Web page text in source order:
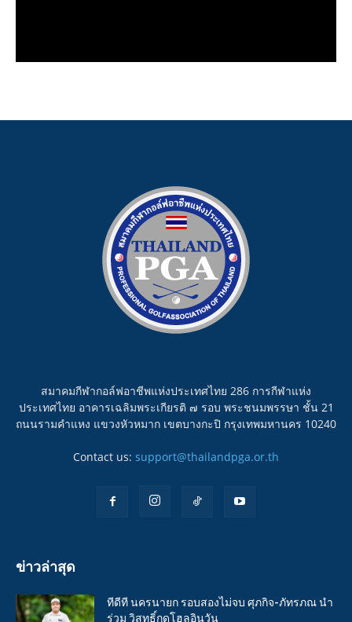
สมาคมกีฬากอล์ฟอาชีพแห่งประเทศไทย 286 การกีฬาแห่ง
ประเทศไทย อาคารเฉลิมพระเกียรติ ๗ รอบ พระชนมพรรษา ชั้น 21
ถนนรามคำแหง แขวงหัวหมาก เขตบางกะปิ กรุงเทพมหานคร 10240
Contact us: support@thailandpga.or.th
ข่าวล่าสุด
ทีดีที นครนายก รอบสองไม่จบ ศุภกิจ-ภัทรภณ นำ
ร่วม วิสุทธิ์กดโฮลอินวัน